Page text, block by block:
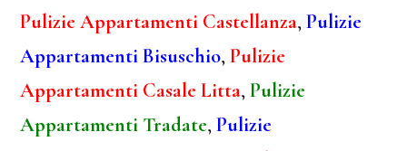
Pulizie Appartamenti Castellanza,Pulizie
Appartamenti Bisuschio,Pulizie
Appartamenti Casale Litta,Pulizie
Appartamenti Tradate,Pulizie